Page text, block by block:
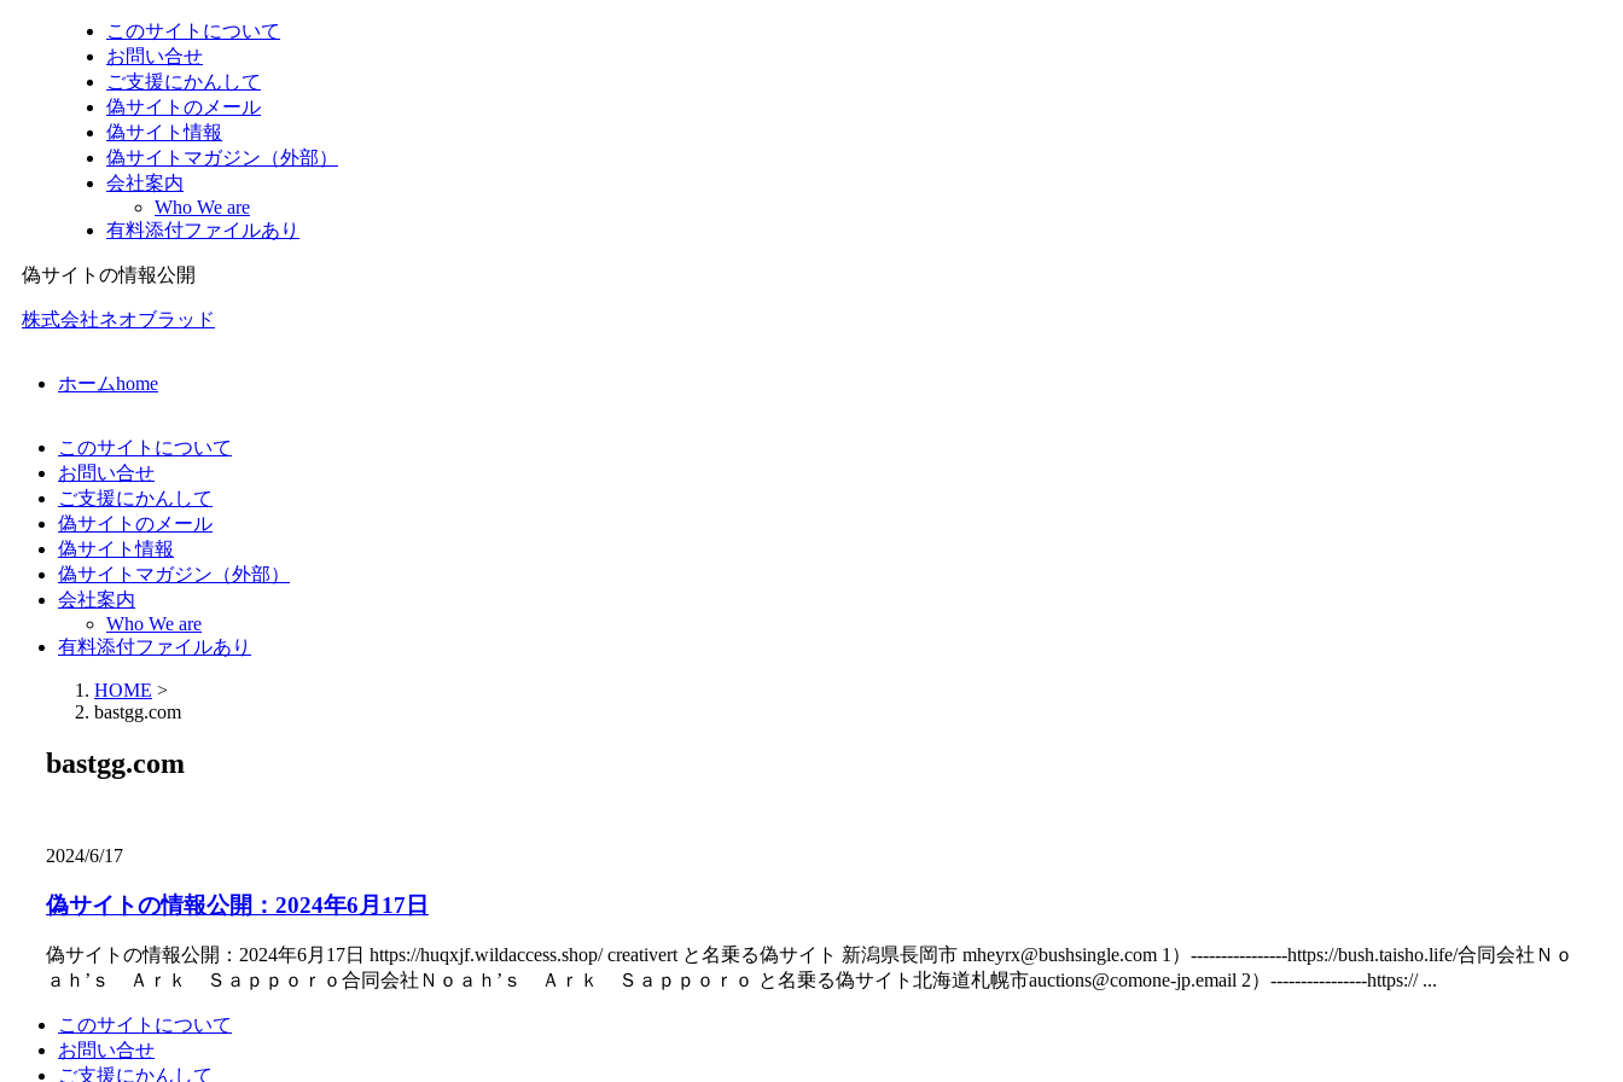
このサイトについて
お問い合せ
ご支援にかんして
偽サイトのメール
偽サイト情報
偽サイトマガジン（外部）
会社案内
Who We are
有料添付ファイルあり
偽サイトの情報公開
株式会社ネオブラッド
ホームhome
このサイトについて
お問い合せ
ご支援にかんして
偽サイトのメール
偽サイト情報
偽サイトマガジン（外部）
会社案内
Who We are
有料添付ファイルあり
HOME >
bastgg.com
bastgg.com
2024/6/17
偽サイトの情報公開：2024年6月17日
偽サイトの情報公開：2024年6月17日 https://huqxjf.wildaccess.shop/ creativert と名乗る偽サイト 新潟県長岡市 mheyrx@bushsingle.com 1）----------------https://bush.taisho.life/合同会社Ｎｏ
ａｈ’ｓ Ａｒｋ Ｓａｐｐｏｒｏ合同会社Ｎｏａｈ’ｓ Ａｒｋ Ｓａｐｐｏｒｏ と名乗る偽サイト北海道札幌市auctions@comone-jp.email 2）----------------https:// ...
このサイトについて
お問い合せ
ご支援にかんして